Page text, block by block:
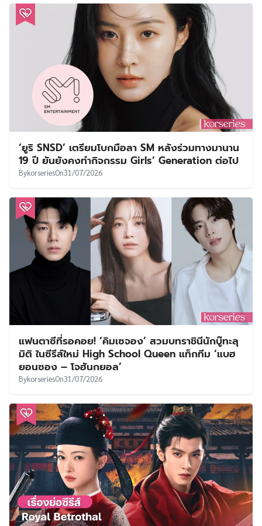
‘ยูริ SNSD’ เตรียมโบกมือลา SM หลังร่วมทางมานาน
19 ปี ยันยังคงทำกิจกรรม Girls’ Generation ต่อไป
BykorseriesOn31/07/2026
แฟนตาซีที่รอคอย! ‘คิมเซจอง’ สวมบทราชินีนักบู๊ทะลุ
มิติ ในซีรีส์ใหม่ High School Queen แท็กทีม ‘แบฮ
ยอนซอง – โจฮันกยอล’
BykorseriesOn31/07/2026